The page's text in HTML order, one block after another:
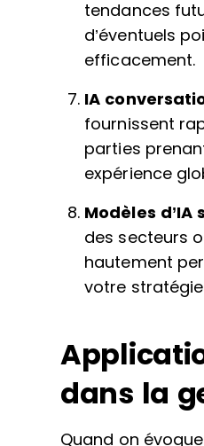
tendances
d’éventuels
efficacement.
IA
fournissent
parties
expérience
Modèles
des secteurs
hautement
votre
dans la
Quand on évoque